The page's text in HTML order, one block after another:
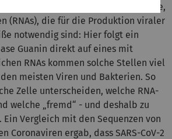
so genannte CpG-Dinukleotide,
(RNAs), die für die Produktion viraler
notwendig sind: Hier folgt ein
Guanin direkt auf eines mit
RNAs kommen solche Stellen viel
meisten Viren und Bakterien. So
Zelle unterscheiden, welche RNA-
welche „fremd“ - und deshalb zu
Vergleich mit den Sequenzen von
Coronaviren ergab, dass SARS-CoV-2